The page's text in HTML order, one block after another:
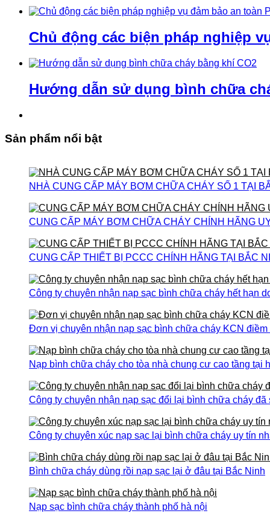
Chủ động các biện pháp nghiệp
Hướng dẫn sử dụng bình chữa
Sản phẩm nổi bật
NHÀ CUNG CẤP MÁY BƠM CHỮA CHÁY SỐ 1 TẠI
CUNG CẤP MÁY BƠM CHỮA CHÁY CHÍNH HÃNG
CUNG CẤP THIẾT BỊ PCCC CHÍNH HÃNG TẠI BẮC
Công ty chuyên nhận nạp sạc bình chữa cháy hết hạn
Đơn vị chuyên nhận nạp sạc bình chữa cháy KCN
Nạp bình chữa cháy cho tòa nhà chung cư cao tầng tại
Công ty chuyên nhận nạp sạc đổi lại bình chữa cháy
Công ty chuyên xúc nạp sạc lại bình chữa cháy uy tín
Bình chữa cháy dùng rồi nạp sạc lại ở đâu tại Bắc Ninh
Nạp sạc bình chữa cháy thành phố hà nội